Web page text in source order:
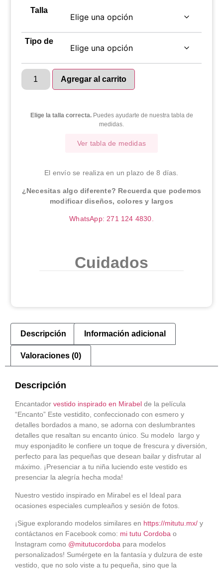
Talla
Tipo de
Agregar al carrito
Elige la talla correcta.Puedes ayudarte de nuestra tabla de
medidas.
Ver tabla de medidas
El envío se realiza en un plazo de 8 días.
¿Necesitas algo diferente? Recuerda que podemos
modificar diseños, colores y largos
WhatsApp: 271 124 4830.
Cuidados
Descripción Información adicional
Valoraciones (0)
Descripción
Encantador vestido inspirado en Mirabel de la película
“Encanto” Este vestidito, confeccionado con esmero y
detalles bordados a mano, se adorna con deslumbrantes
detalles que resaltan su encanto único. Su modelo largo y
muy esponjadito le confiere un toque de frescura y diversión,
perfecto para las pequeñas que desean bailar y disfrutar al
máximo. ¡Presenciar a tu niña luciendo este vestido es
presenciar la alegría hecha moda!
Nuestro vestido inspirado en Mirabel es el Ideal para
ocasiones especiales cumpleaños y sesión de fotos.
¡Sigue explorando modelos similares en https://mitutu.mx/ y
contáctanos en Facebook como: mi tutu Cordoba o
Instagram como @mitutucordoba para modelos
personalizados! Sumérgete en la fantasía y dulzura de este
vestido, que no solo viste a tu pequeña, sino que la